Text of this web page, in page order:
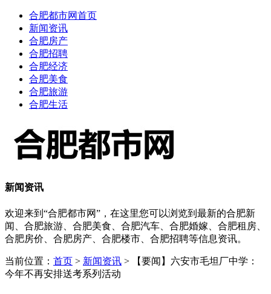
合肥都市网首页
新闻资讯
合肥房产
合肥招聘
合肥经济
合肥美食
合肥旅游
合肥生活
新闻资讯
欢迎来到“合肥都市网”，在这里您可以浏览到最新的合肥新
闻、合肥旅游、合肥美食、合肥汽车、合肥婚嫁、合肥租房、
合肥房价、合肥房产、合肥楼市、合肥招聘等信息资讯。
当前位置： 首页 > 新闻资讯 > 【要闻】六安市毛坦厂中学：
今年不再安排送考系列活动